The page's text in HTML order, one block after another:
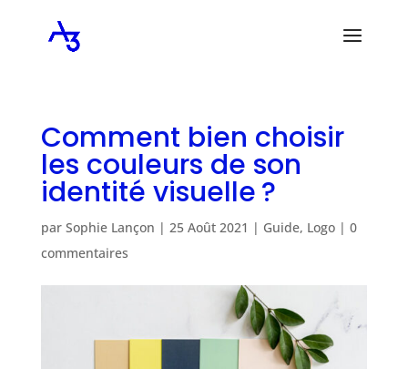
Comment bien choisir
les couleurs de son
identité visuelle ?
par Sophie Lançon | 25 Août 2021 | Guide, Logo| 0
commentaires